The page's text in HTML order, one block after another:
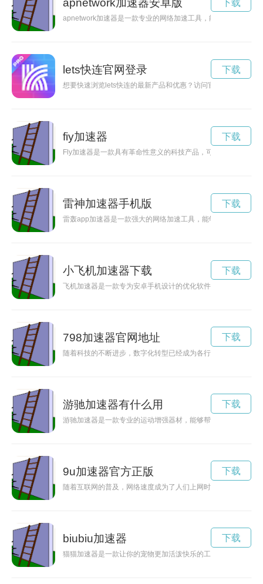
apnetwork加速器安卓版
apnetwork加速器是一款专业的网络加速工具，能够帮助用户提
下载
lets快连官网登录
想要快速浏览lets快连的最新产品和优惠？访问官方网站，让您
下载
fiy加速器
Fly加速器是一款具有革命性意义的科技产品，可以帮助人们实
下载
雷神加速器手机版
雷轰app加速器是一款强大的网络加速工具，能够帮助用户解
下载
小飞机加速器下载
飞机加速器是一款专为安卓手机设计的优化软件，可以帮助用
下载
798加速器官网地址
随着科技的不断进步，数字化转型已经成为各行各业的趋势，
下载
游驰加速器有什么用
游驰加速器是一款专业的运动增强器材，能够帮助提高运动效
下载
9u加速器官方正版
随着互联网的普及，网络速度成为了人们上网时最为关注的问
下载
biubiu加速器
猫猫加速器是一款让你的宠物更加活泼快乐的工具，通过锻炼
下载